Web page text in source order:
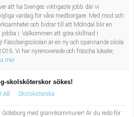
att ha Sveriges viktigaste jobb där vi
vardag för våra medborgare. Med mod och
och bidrar till att Mölndal blir en
i. Välkommen att göra skillnad i
Fässbergsskolan är en ny och spännande skola
Vi har nyrenoverade och fräscha lokaler,
mer
skolsköterskor sökes!
AB Skolsköterska
Göteborg med grannkommuner! Är du redo för